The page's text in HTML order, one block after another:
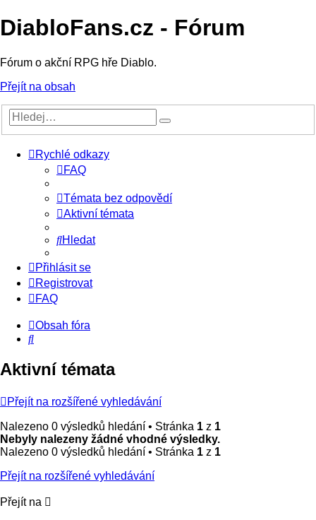
DiabloFans.cz - Fórum
Fórum o akční RPG hře Diablo.
Přejít na obsah
Rychlé odkazy
FAQ
Témata bez odpovědí
Aktivní témata
Hledat
Přihlásit se
Registrovat
FAQ
Obsah fóra
Hledat
Aktivní témata
Přejít na rozšířené vyhledávání
Nalezeno 0 výsledků hledání • Stránka 1 z 1
Nebyly nalezeny žádné vhodné výsledky.
Nalezeno 0 výsledků hledání • Stránka 1 z 1
Přejít na rozšířené vyhledávání
Přejít na